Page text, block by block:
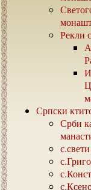
Рекли
Српски
Срби